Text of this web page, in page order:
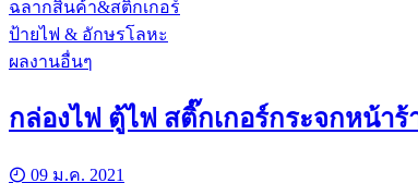
ฉลากสินค้า&สติกเกอร์
ป้ายไฟ & อักษรโลหะ
ผลงานอื่นๆ
กล่องไฟ ตู้ไฟ สติ๊กเกอร์กระจกหน้า
09 ม.ค. 2021